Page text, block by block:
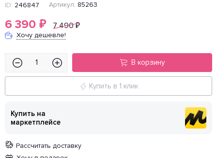
ID: 246847 Артикул: 85263
6 390 ₽ 7 490₽
Хочу дешевле!
В корзину
Купить в 1 клик
Купить на
маркетплейсе
Рассчитать доставку